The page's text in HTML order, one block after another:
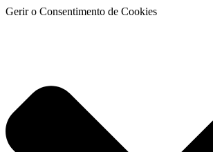
Gerir o Consentimento de Cookies